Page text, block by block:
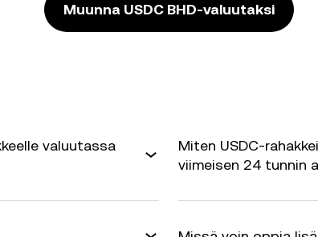
Muunna USDC BHD-valuutaksi
valuutassa
Miten USDC-
viimeisen 24 tunnin